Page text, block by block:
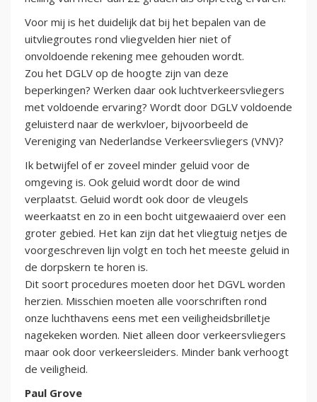
Voor mij is het duidelijk dat bij het bepalen van de
uitvliegroutes rond vliegvelden hier niet of
onvoldoende rekening mee gehouden wordt.
Zou het DGLV op de hoogte zijn van deze
beperkingen? Werken daar ook luchtverkeersvliegers
met voldoende ervaring? Wordt door DGLV voldoende
geluisterd naar de werkvloer, bijvoorbeeld de
Vereniging van Nederlandse Verkeersvliegers (VNV)?
Ik betwijfel of er zoveel minder geluid voor de
omgeving is. Ook geluid wordt door de wind
verplaatst. Geluid wordt ook door de vleugels
weerkaatst en zo in een bocht uitgewaaierd over een
groter gebied. Het kan zijn dat het vliegtuig netjes de
voorgeschreven lijn volgt en toch het meeste geluid in
de dorpskern te horen is.
Dit soort procedures moeten door het DGVL worden
herzien. Misschien moeten alle voorschriften rond
onze luchthavens eens met een veiligheidsbrilletje
nagekeken worden. Niet alleen door verkeersvliegers
maar ook door verkeersleiders. Minder bank verhoogt
de veiligheid.
Paul Grove